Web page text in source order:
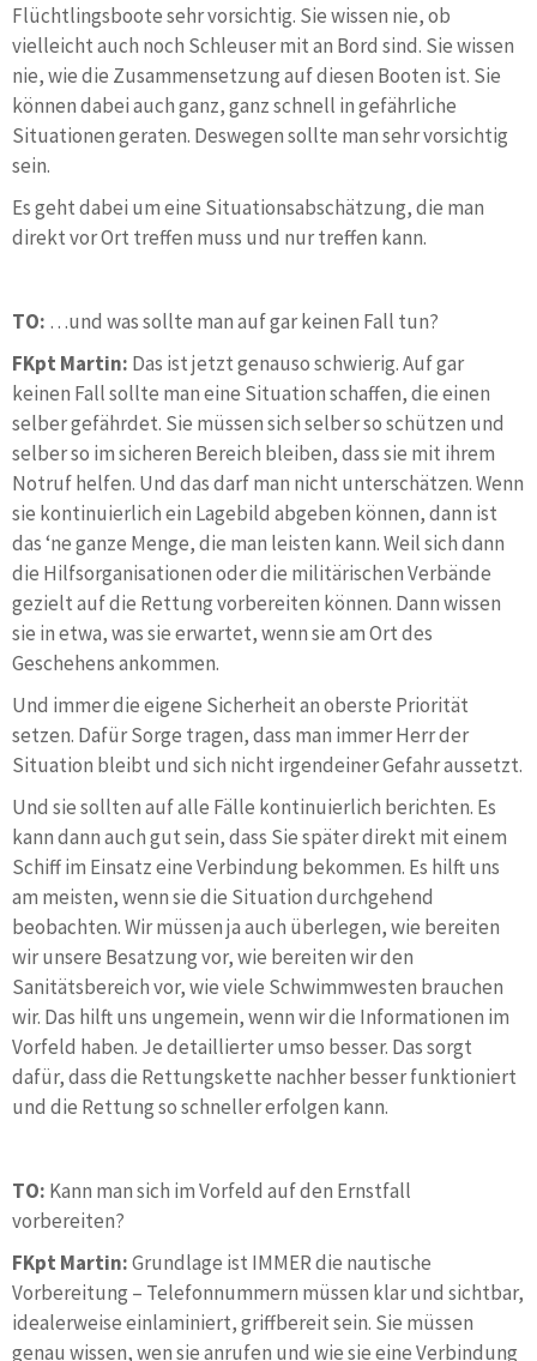
Flüchtlingsboote sehr vorsichtig. Sie wissen nie, ob
vielleicht auch noch Schleuser mit an Bord sind. Sie wissen
nie, wie die Zusammensetzung auf diesen Booten ist. Sie
können dabei auch ganz, ganz schnell in gefährliche
Situationen geraten. Deswegen sollte man sehr vorsichtig
sein.
Es geht dabei um eine Situationsabschätzung, die man
direkt vor Ort treffen muss und nur treffen kann.
TO: …und was sollte man auf gar keinen Fall tun?
FKpt Martin: Das ist jetzt genauso schwierig. Auf gar
keinen Fall sollte man eine Situation schaffen, die einen
selber gefährdet. Sie müssen sich selber so schützen und
selber so im sicheren Bereich bleiben, dass sie mit ihrem
Notruf helfen. Und das darf man nicht unterschätzen. Wenn
sie kontinuierlich ein Lagebild abgeben können, dann ist
das ‘ne ganze Menge, die man leisten kann. Weil sich dann
die Hilfsorganisationen oder die militärischen Verbände
gezielt auf die Rettung vorbereiten können. Dann wissen
sie in etwa, was sie erwartet, wenn sie am Ort des
Geschehens ankommen.
Und immer die eigene Sicherheit an oberste Priorität
setzen. Dafür Sorge tragen, dass man immer Herr der
Situation bleibt und sich nicht irgendeiner Gefahr aussetzt.
Und sie sollten auf alle Fälle kontinuierlich berichten. Es
kann dann auch gut sein, dass Sie später direkt mit einem
Schiff im Einsatz eine Verbindung bekommen. Es hilft uns
am meisten, wenn sie die Situation durchgehend
beobachten. Wir müssen ja auch überlegen, wie bereiten
wir unsere Besatzung vor, wie bereiten wir den
Sanitätsbereich vor, wie viele Schwimmwesten brauchen
wir. Das hilft uns ungemein, wenn wir die Informationen im
Vorfeld haben. Je detaillierter umso besser. Das sorgt
dafür, dass die Rettungskette nachher besser funktioniert
und die Rettung so schneller erfolgen kann.
TO: Kann man sich im Vorfeld auf den Ernstfall
vorbereiten?
FKpt Martin:Grundlage ist IMMER die nautische
Vorbereitung – Telefonnummern müssen klar und sichtbar,
idealerweise einlaminiert, griffbereit sein. Sie müssen
genau wissen, wen sie anrufen und wie sie eine Verbindung